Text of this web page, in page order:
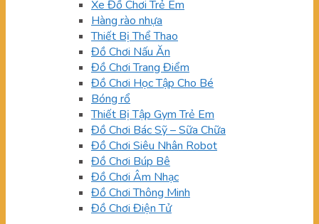
Xe Đồ Chơi Trẻ Em
Hàng rào nhựa
Thiết Bị Thể Thao
Đồ Chơi Nấu Ăn
Đồ Chơi Trang Điểm
Đồ Chơi Học Tập Cho Bé
Bóng rổ
Thiết Bị Tập Gym Trẻ Em
Đồ Chơi Bác Sỹ – Sữa Chữa
Đồ Chơi Siêu Nhân Robot
Đồ Chơi Búp Bê
Đồ Chơi Âm Nhạc
Đồ Chơi Thông Minh
Đồ Chơi Điện Tử